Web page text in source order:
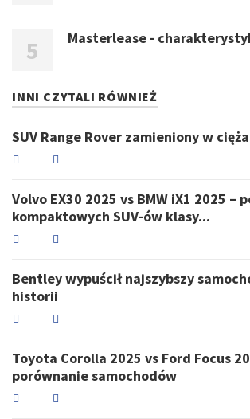
Masterlease -
INNI CZYTALI RÓWNIEŻ
SUV Range Rover zamieniony w
Volvo EX30 2025 vs BMW iX1 2025 –
kompaktowych SUV-ów klasy...
Bentley wypuścił najszybszy
historii
Toyota Corolla 2025 vs Ford Focus
porównanie samochodów